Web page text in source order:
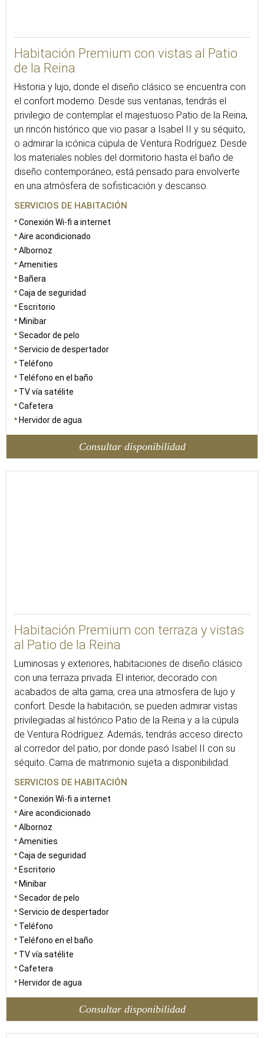
Habitación Premium con vistas al Patio
de la Reina
Historia y lujo, donde el diseño clásico se encuentra con
el confort moderno. Desde sus ventanas, tendrás el
privilegio de contemplar el majestuoso Patio de la Reina,
un rincón histórico que vio pasar a Isabel II y su séquito,
o admirar la icónica cúpula de Ventura Rodríguez. Desde
los materiales nobles del dormitorio hasta el baño de
diseño contemporáneo, está pensado para envolverte
en una atmósfera de sofisticación y descanso.
SERVICIOS DE HABITACIÓN
Conexión Wi-fi a internet
Aire acondicionado
Albornoz
Amenities
Bañera
Caja de seguridad
Escritorio
Minibar
Secador de pelo
Servicio de despertador
Teléfono
Teléfono en el baño
TV vía satélite
Cafetera
Hervidor de agua
Consultar disponibilidad
Habitación Premium con terraza y vistas
al Patio de la Reina
Luminosas y exteriores, habitaciones de diseño clásico
con una terraza privada. El interior, decorado con
acabados de alta gama, crea una atmosfera de lujo y
confort. Desde la habitación, se pueden admirar vistas
privilegiadas al histórico Patio de la Reina y a la cúpula
de Ventura Rodríguez. Además, tendrás acceso directo
al corredor del patio, por donde pasó Isabel II con su
séquito. Cama de matrimonio sujeta a disponibilidad.
SERVICIOS DE HABITACIÓN
Conexión Wi-fi a internet
Aire acondicionado
Albornoz
Amenities
Caja de seguridad
Escritorio
Minibar
Secador de pelo
Servicio de despertador
Teléfono
Teléfono en el baño
TV vía satélite
Cafetera
Hervidor de agua
Consultar disponibilidad